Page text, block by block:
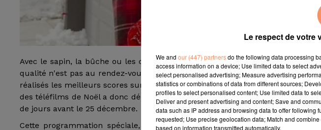
Avec le sapin, la bûche ou les cadeaux, voilà l'autre grand rituel des fins
qualité n'est pas au rendez-vous, le succès d'audience est bien là. C'est
réalisés les meilleurs scores sur cette case du début d'après-midi. Et les
des téléfilms de Noël a donc débuté dès ce lundi en début d'après-midi sur
de jours avant le 25 décembre.
Cette programmation spéciale, de nouveau promise à un succès
Le respect de votre
We and our (447) partnersdo the following data processing
access information on a device; Use limited data to select
select personalised advertising; Measure advertising
statistics or combinations of data from different sources;
profiles to select personalised content; Use limited data to
Deliver and present advertising and content; Save and
data such as IP address and browsing data to offer
requested; Use precise geolocation data; Match and
based on information transmitted automatically.